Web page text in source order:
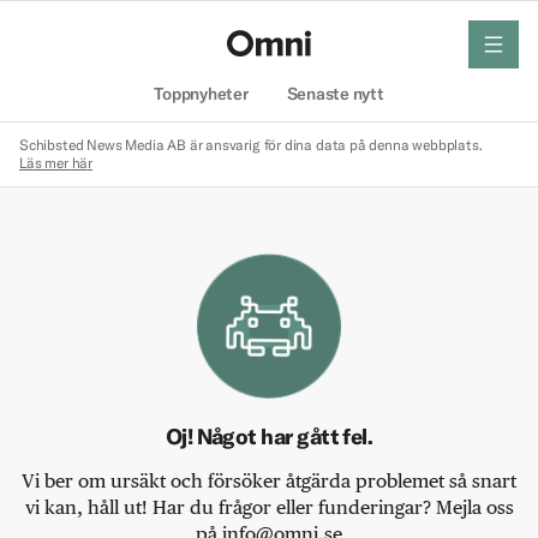
Toppnyheter Senaste nytt
meny
Schibsted News Media AB är ansvarig för dina data på denna webbplats.
Läs mer här
Oj! Något har gått fel.
Vi ber om ursäkt och försöker åtgärda problemet så snart
vi kan, håll ut! Har du frågor eller funderingar? Mejla oss